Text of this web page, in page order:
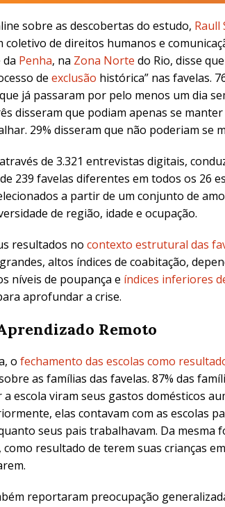
sobre as descobertas do estudo, Raull
coletivo de direitos humanos e
da Penha, na Zona Norte do Rio, disse
de exclusão histórica” nas favelas.
já passaram por pelo menos um dia
disseram que podiam apenas se
29% disseram que não poderiam se
de 3.321 entrevistas digitais,
239 favelas diferentes em todos os 26
a partir de um conjunto de
de região, idade e ocupação.
resultados no contexto estrutural das
altos índices de coabitação,
níveis de poupança e índices inferiores
aprofundar a crise.
Remoto
o fechamento das escolas como
as famílias das favelas. 87% das
escola viram seus gastos domésticos
elas contavam com as escolas
seus pais trabalhavam. Da mesma
resultado de terem suas crianças
reportaram preocupação